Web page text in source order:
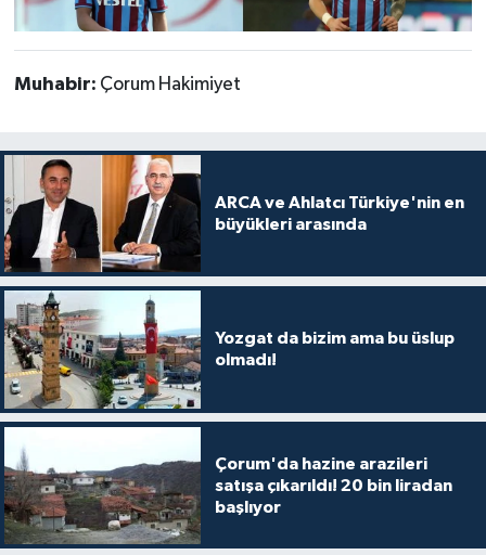
Muhabir: Çorum Hakimiyet
ARCA ve Ahlatcı Türkiye'nin en
büyükleri arasında
Yozgat da bizim ama bu üslup
olmadı!
Çorum'da hazine arazileri
satışa çıkarıldı! 20 bin liradan
başlıyor